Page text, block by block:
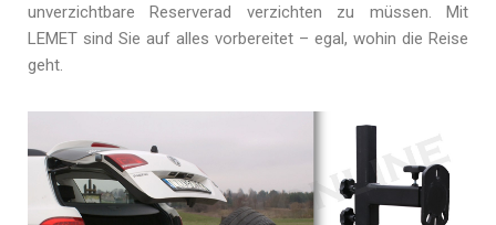
unverzichtbare Reserverad verzichten zu müssen. Mit
LEMET sind Sie auf alles vorbereitet – egal, wohin die Reise
geht.